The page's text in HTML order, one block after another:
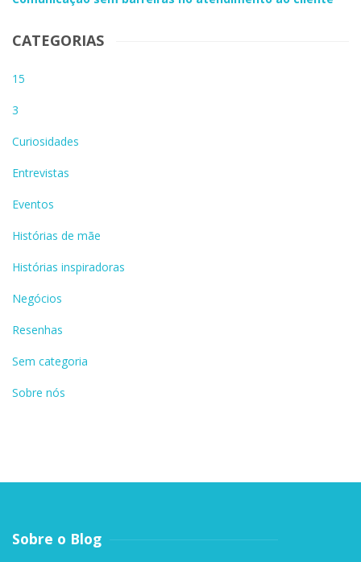
CATEGORIAS
15
3
Curiosidades
Entrevistas
Eventos
Histórias de mãe
Histórias inspiradoras
Negócios
Resenhas
Sem categoria
Sobre nós
Sobre o Blog